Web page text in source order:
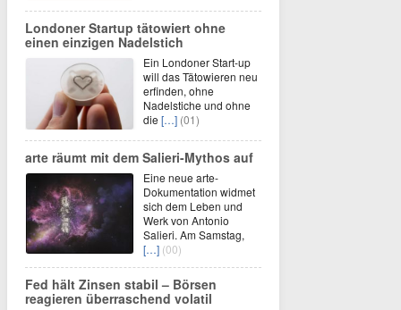
Londoner Startup tätowiert ohne
einen einzigen Nadelstich
Ein Londoner Start-up
will das Tätowieren neu
erfinden, ohne
Nadelstiche und ohne
die […] (01)
arte räumt mit dem Salieri-Mythos auf
Eine neue arte-
Dokumentation widmet
sich dem Leben und
Werk von Antonio
Salieri. Am Samstag,
[…] (00)
Fed hält Zinsen stabil – Börsen
reagieren überraschend volatil